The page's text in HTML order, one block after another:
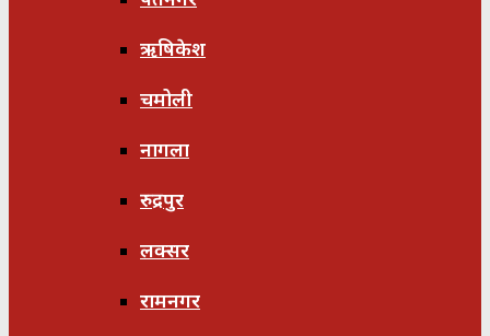
ऋषिकेश
चमोली
नागला
रुद्रपुर
लक्सर
रामनगर